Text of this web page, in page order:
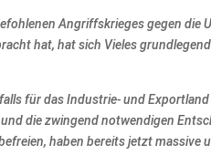
Angriffskrieges gegen die
hat, hat sich Vieles
für das Industrie- und
die zwingend notwendigen
haben bereits jetzt massive